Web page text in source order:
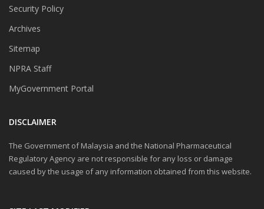
Security Policy
Archives
Sitemap
NPRA Staff
MyGovernment Portal
DISCLAIMER
The Government of Malaysia and the National Pharmaceutical
Regulatory Agency are not responsible for any loss or damage
caused by the usage of any information obtained from this website.